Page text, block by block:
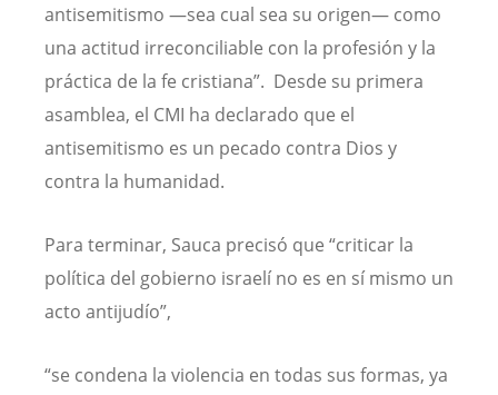
antisemitismo —sea cual sea su origen— como
una actitud irreconciliable con la profesión y la
práctica de la fe cristiana”. Desde su primera
asamblea, el CMI ha declarado que el
antisemitismo es un pecado contra Dios y
contra la humanidad.
Para terminar, Sauca precisó que “criticar la
política del gobierno israelí no es en sí mismo un
acto antijudío”,
“se condena la violencia en todas sus formas, ya